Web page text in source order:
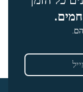
חמים.